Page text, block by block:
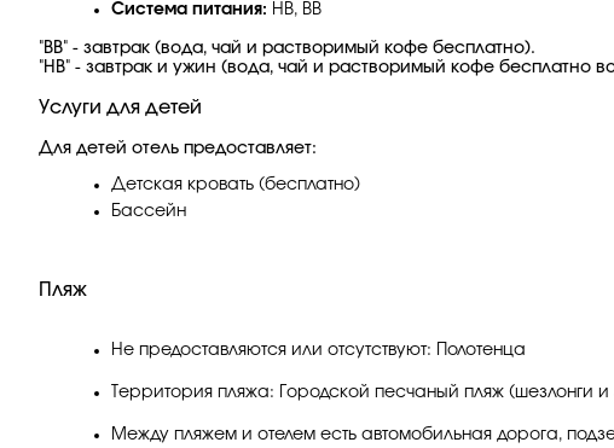
Система питания: HB, BB
"BB" - завтрак (вода, чай и растворимый кофе бесплатно).
"HB" - завтрак и ужин (вода, чай и растворимый кофе бесплатно
Услуги для детей
Для детей отель предоставляет:
Детская кровать (бесплатно)
Бассейн
Пляж
Не предоставляются или отсутствуют: Полотенца
Территория пляжа: Городской песчаный пляж (шезлонги и
Между пляжем и отелем есть автомобильная дорога,